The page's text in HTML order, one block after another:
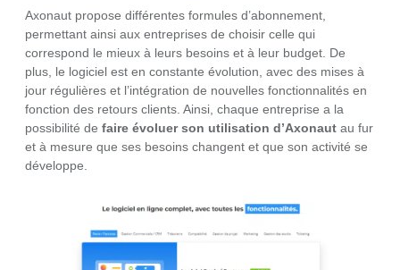
Axonaut propose différentes formules d’abonnement,
permettant ainsi aux entreprises de choisir celle qui
correspond le mieux à leurs besoins et à leur budget. De
plus, le logiciel est en constante évolution, avec des mises à
jour régulières et l’intégration de nouvelles fonctionnalités en
fonction des retours clients. Ainsi, chaque entreprise a la
possibilité de faire évoluer son utilisation d’Axonaut au fur
et à mesure que ses besoins changent et que son activité se
développe.